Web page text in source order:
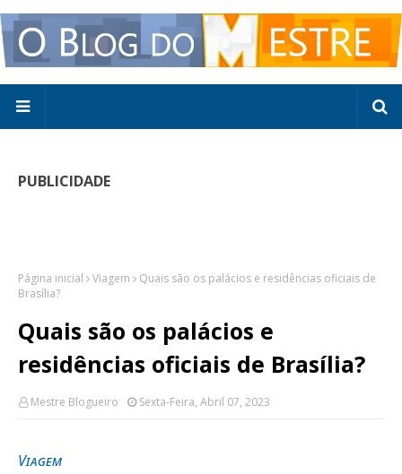
PUBLICIDADE
Página inicial Viagem
Quais são os palácios e residências oficiais de
Brasília?
Quais são os palácios e
residências oficiais de Brasília?
Mestre Blogueiro Sexta-Feira, Abril 07, 2023
Viagem